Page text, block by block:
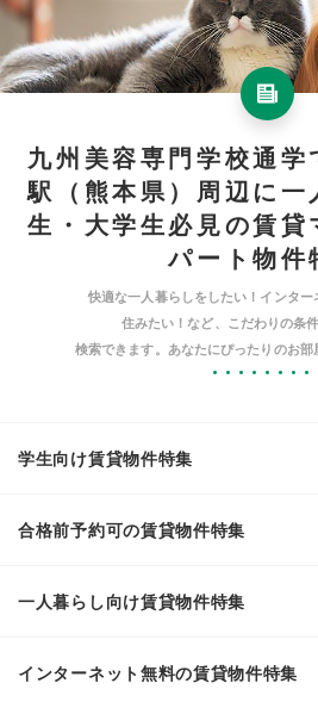
九州美容専門学校通学
駅（熊本県）周辺に一
生・大学生必見の賃貸
パート物件
快適な一人暮らしをしたい！インタ
住みたい！など、こだわりの条
検索できます。あなたにぴったりのお部
学生向け賃貸物件特集
合格前予約可の賃貸物件特集
一人暮らし向け賃貸物件特集
インターネット無料の賃貸物件特集